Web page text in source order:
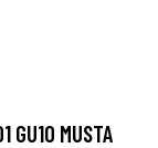
GU10 MUSTA